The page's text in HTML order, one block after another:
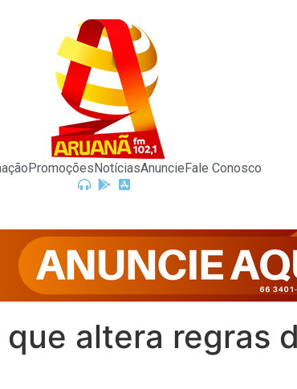
PromoçõesNotíciasAnuncieFale Conosco
altera regras